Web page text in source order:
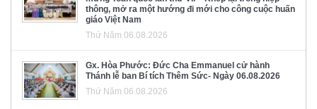
thông, mở ra một hướng đi mới cho công cuộc huấn
giáo Việt Nam
Thứ Năm 06.08.2026
Gx. Hòa Phước: Đức Cha Emmanuel cử hành
Thánh lễ ban Bí tích Thêm Sức- Ngày 06.08.2026
Thứ Năm 06.08.2026